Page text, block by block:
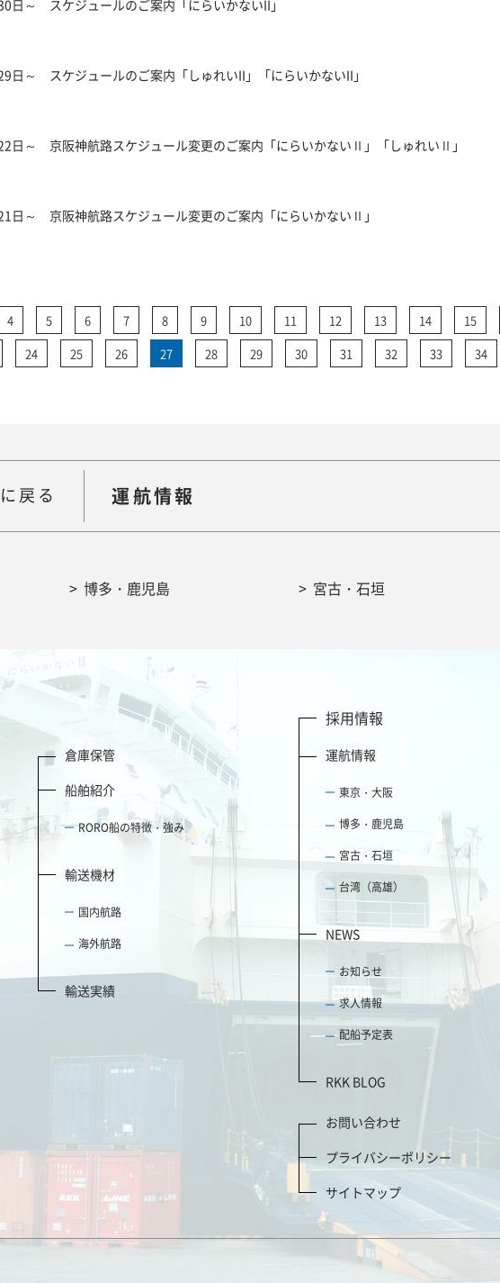
日～ スケジュールのご案内「にらいかないII」
日～ スケジュールのご案内「しゅれいII」「にらいかないII」
日～ 京阪神航路スケジュール変更のご案内「にらいかないⅡ」「しゅれいⅡ」
日～ 京阪神航路スケジュール変更のご案内「にらいかないⅡ」
4 5 6 7 8 9 10 11 12 13 14
15
24 25 26 27 28 29 30 31 32 33 34
戻る 運航情報
博多・鹿児島 宮古・石垣
倉庫保管
船舶紹介
RORO船の特徴・強み
輸送機材
国内航路
海外航路
輸送実績
採用情報
運航情報
東京・大阪
博多・鹿児島
宮古・石垣
台湾（高雄）
NEWS
お知らせ
求人情報
配船予定表
RKK BLOG
お問い合わせ
プライバシーポリシー
サイトマップ